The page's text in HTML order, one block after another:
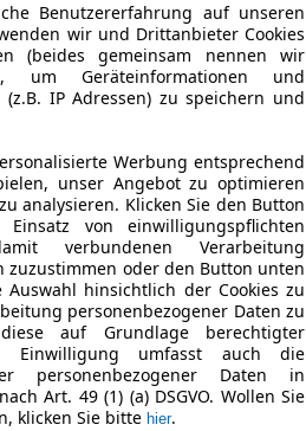
Benutzererfahrung auf unseren
wir und Drittanbieter Cookies
(beides gemeinsam nennen wir
um Geräteinformationen und
(z.B. IP Adressen) zu speichern und
Werbung entsprechend
unser Angebot zu optimieren
analysieren. Klicken Sie den Button
von einwilligungspflichten
verbundenen Verarbeitung
zuzustimmen oder den Button unten
hinsichtlich der Cookies zu
personenbezogener Daten zu
auf Grundlage berechtigter
Einwilligung umfasst auch die
personenbezogener Daten in
Art. 49 (1) (a) DSGVO. Wollen Sie
klicken Sie bitte hier.